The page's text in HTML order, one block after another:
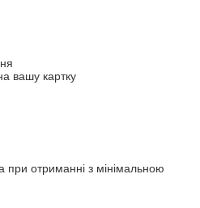
вашу картку
при отриманні з мінімальною